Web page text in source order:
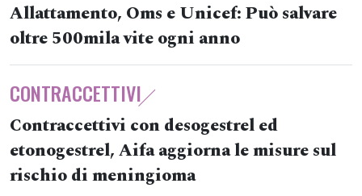
Allattamento, Oms e Unicef: Può salvare
oltre 500mila vite ogni anno
CONTRACCETTIVI
Contraccettivi con desogestrel ed
etonogestrel, Aifa aggiorna le misure sul
rischio di meningioma